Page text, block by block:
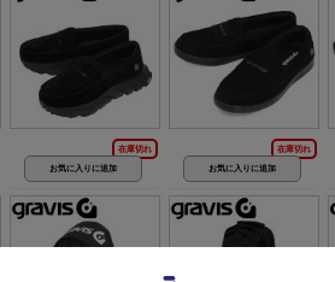
在庫切れ 在庫切れ